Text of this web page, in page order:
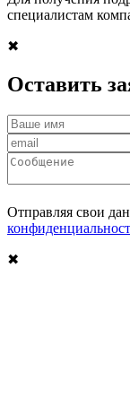
специалистам
✖
Оставить
Отправляя свои
✖